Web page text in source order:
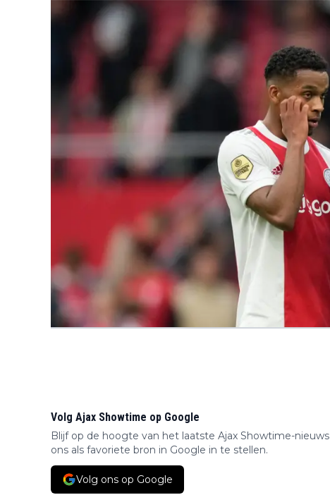
Volg Ajax Showtime op Google
Blijf op de hoogte van het laatste Ajax Showtime-
ons als favoriete bron in Google in te stellen.
Volg ons op Google